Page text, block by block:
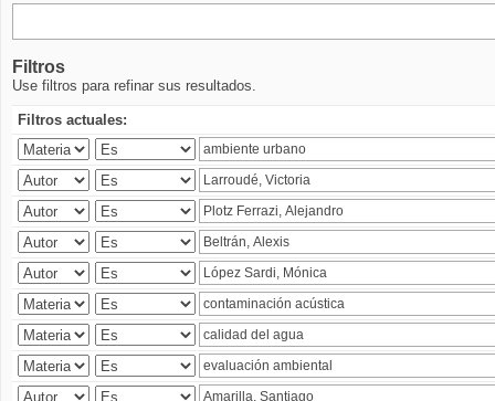
Filtros
Use filtros para refinar sus resultados.
Filtros actuales: